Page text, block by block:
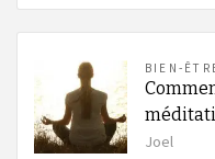
BIEN-
Joel